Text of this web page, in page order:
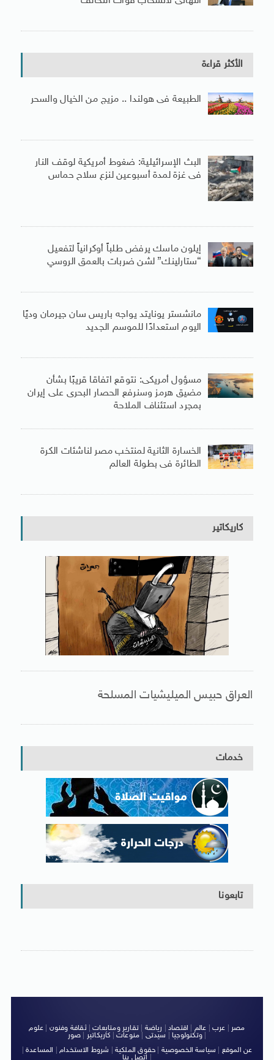
الأكثر قراءة
الطبيعة فى هولندا .. مزيج من الخيال والسحر
البث الإسرائيلية: ضغوط أمريكية لوقف النار
فى غزة لمدة أسبوعين لنزع سلاح حماس
إيلون ماسك يرفض طلباً أوكرانياً لتفعيل
“ستارلينك” لشن ضربات بالعمق الروسي
مانشستر يونايتد يواجه باريس سان جيرمان وديًا
اليوم استعدادًا للموسم الجديد
مسؤول أمريكى: نتوقع اتفاقا قريبًا بشأن
مضيق هرمز وسنرفع الحصار البحرى على إيران
بمجرد استئناف الملاحة
الخسارة الثانية لمنتخب مصر لناشئات الكرة
الطائرة فى بطولة العالم
كاريكاتير
العراق حبيس الميليشيات المسلحة
خدمات
تابعونا
مصر عرب عالم اقتصاد رياضة |تقارير ومتابعات|ثقافة وفنون
علوم
وتكنولوجيا| سيدتى منوعات كاريكاتير صور
|
عن الموقع
سياسة الخصوصية حقوق الملكية شروط الاستخدام| المساعدة|
اتصل بنا